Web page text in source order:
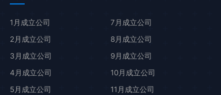
1月成立公司
2月成立公司
3月成立公司
4月成立公司
5月成立公司
7月成立公司
8月成立公司
9月成立公司
10月成立公司
11月成立公司